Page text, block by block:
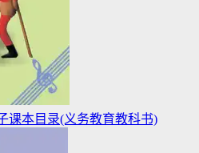
课本目录(义务教育教科书)